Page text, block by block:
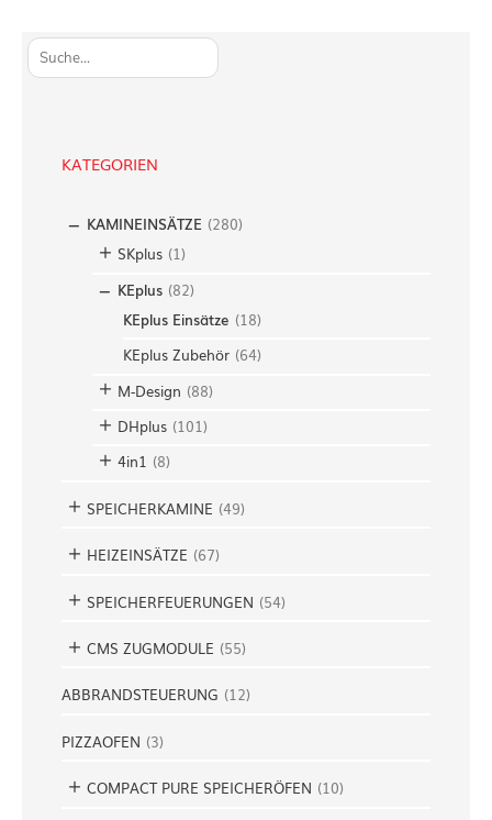
S
u
KATEGORIEN
KAMINEINSÄTZE (280)
SKplus (1)
KEplus (82)
KEplus Einsätze (18)
KEplus Zubehör (64)
M-Design (88)
DHplus (101)
4in1 (8)
SPEICHERKAMINE (49)
HEIZEINSÄTZE (67)
SPEICHERFEUERUNGEN (54)
CMS ZUGMODULE (55)
ABBRANDSTEUERUNG (12)
PIZZAOFEN (3)
COMPACT PURE SPEICHERÖFEN (10)